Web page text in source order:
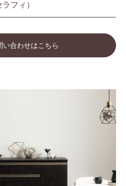
フィ）
い合わせはこちら